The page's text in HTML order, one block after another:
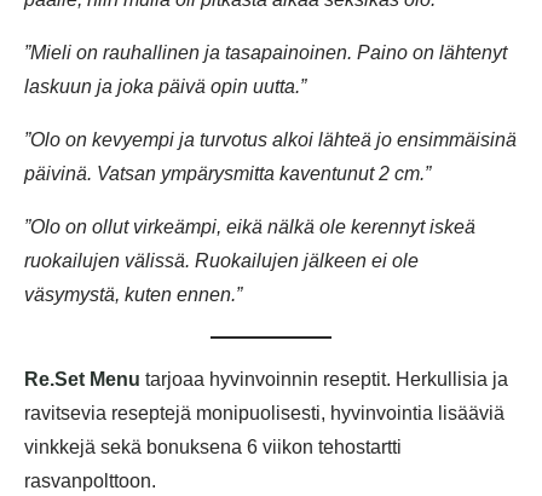
”Mieli on rauhallinen ja tasapainoinen. Paino on lähtenyt
laskuun ja joka päivä opin uutta.”
”Olo on kevyempi ja turvotus alkoi lähteä jo ensimmäisinä
päivinä. Vatsan ympärysmitta kaventunut 2 cm.”
”Olo on ollut virkeämpi, eikä nälkä ole kerennyt iskeä
ruokailujen välissä. Ruokailujen jälkeen ei ole
väsymystä, kuten ennen.”
Re.Set Menu tarjoaa hyvinvoinnin reseptit. Herkullisia ja
ravitsevia reseptejä monipuolisesti, hyvinvointia lisääviä
vinkkejä sekä bonuksena 6 viikon tehostartti
rasvanpolttoon.